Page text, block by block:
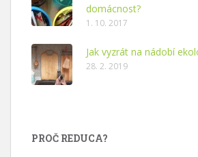
domácnost?
1. 10. 2017
Jak vyzrát na nádobí
28. 2. 2019
PROČ REDUCA?